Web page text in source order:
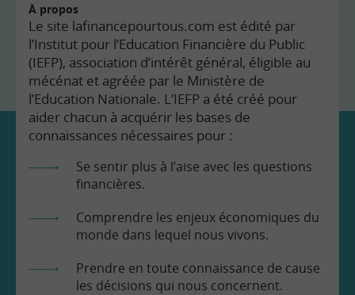
À propos
Le site lafinancepourtous.com est édité par
l’Institut pour l’Education Financière du Public
(IEFP), association d’intérêt général, éligible au
mécénat et agréée par le Ministère de
l’Education Nationale. L’IEFP a été créé pour
aider chacun à acquérir les bases de
connaissances nécessaires pour :
Se sentir plus à l’aise avec les questions
financières.
Comprendre les enjeux économiques du
monde dans lequel nous vivons.
Prendre en toute connaissance de cause
les décisions qui nous concernent.